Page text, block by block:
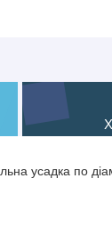
усадка по